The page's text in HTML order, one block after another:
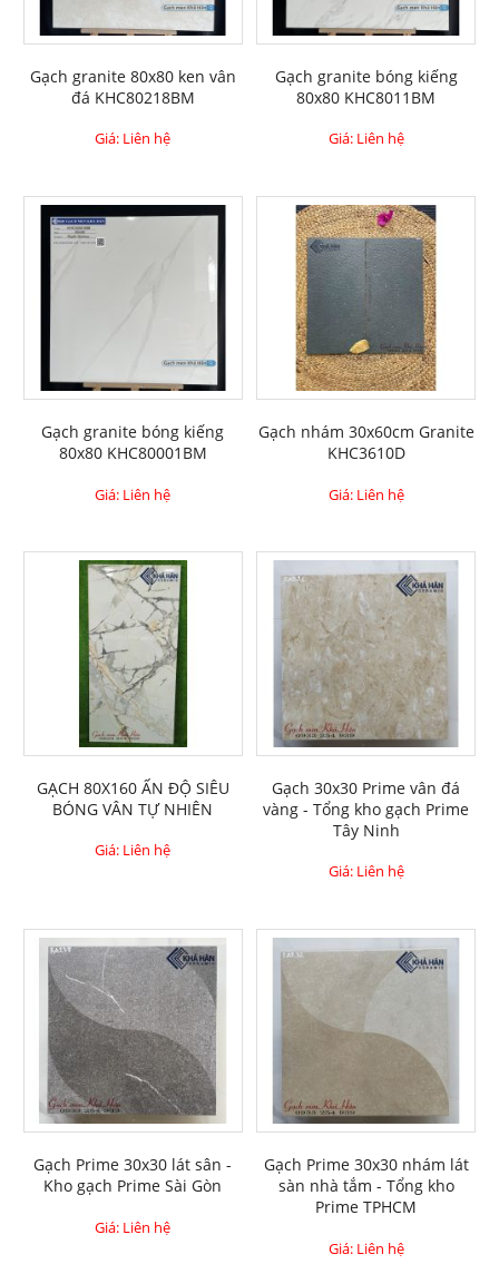
Gạch granite 80x80 ken vân
đá KHC80218BM
Giá: Liên hệ
Gạch granite bóng kiếng
80x80 KHC8011BM
Giá: Liên hệ
Gạch granite bóng kiếng
80x80 KHC80001BM
Giá: Liên hệ
Gạch nhám 30x60cm Granite
KHC3610D
Giá: Liên hệ
GẠCH 80X160 ẤN ĐỘ SIÊU
BÓNG VÂN TỰ NHIÊN
Giá: Liên hệ
Gạch 30x30 Prime vân đá
vàng - Tổng kho gạch Prime
Tây Ninh
Giá: Liên hệ
Gạch Prime 30x30 lát sân -
Kho gạch Prime Sài Gòn
Giá: Liên hệ
Gạch Prime 30x30 nhám lát
sàn nhà tắm - Tổng kho
Prime TPHCM
Giá: Liên hệ